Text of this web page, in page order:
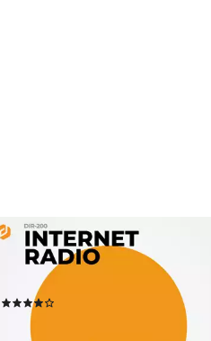
DENVER
DIR-200 Internet-Radio
Leistung
ab 62,89 €